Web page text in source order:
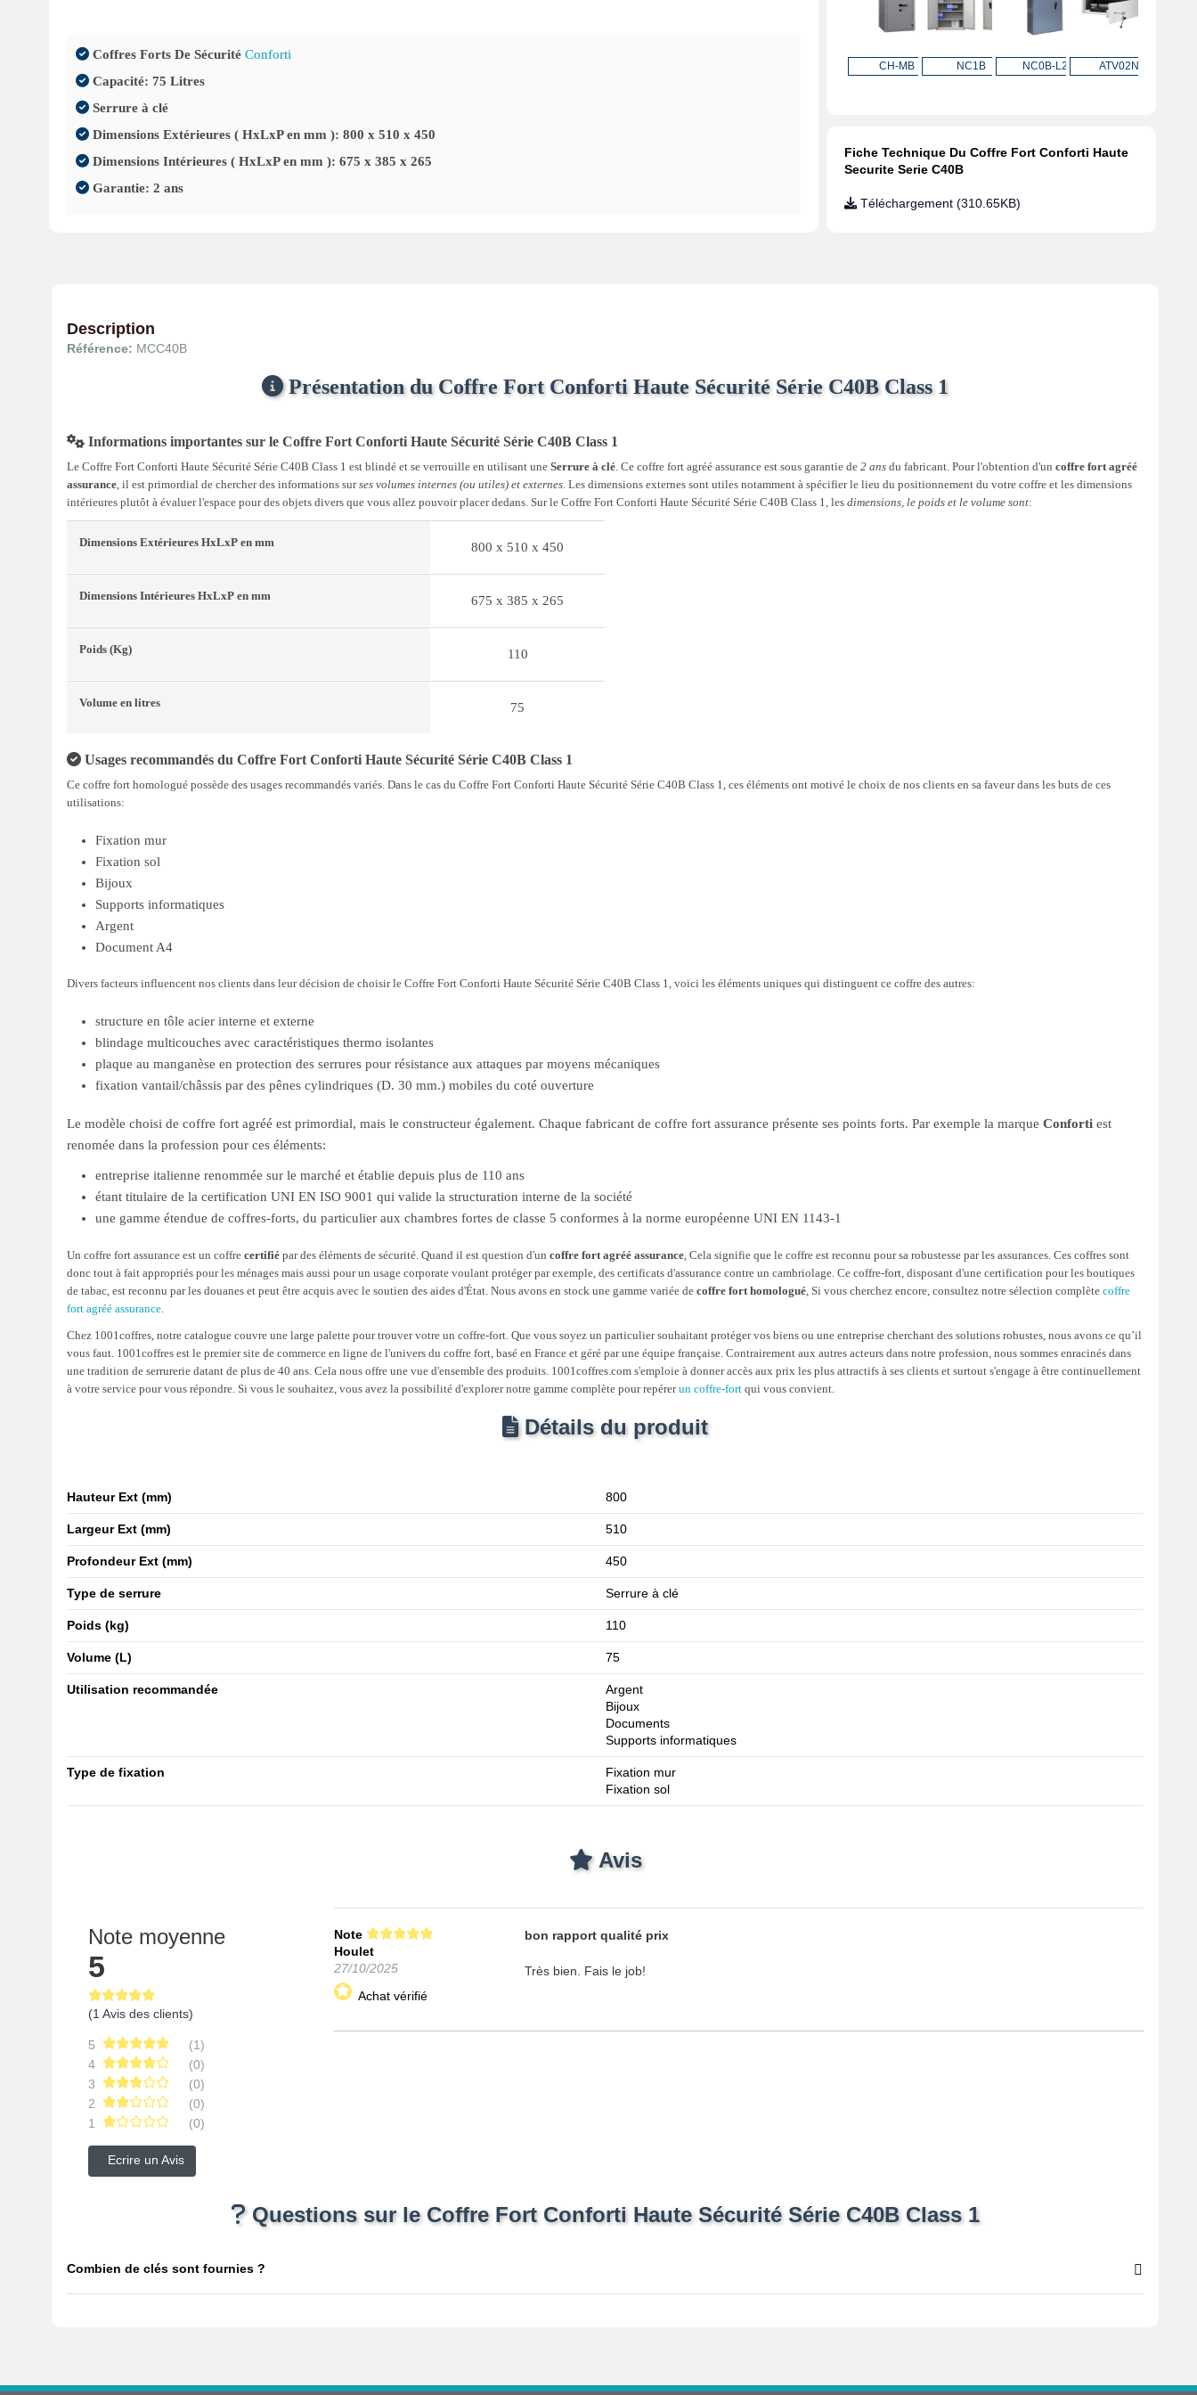
Coffres Forts De Sécurité Conforti
Capacité: 75 Litres
Serrure à clé
Dimensions Extérieures ( HxLxP en mm ): 800 x 510 x 450
Dimensions Intérieures ( HxLxP en mm ): 675 x 385 x 265
Garantie: 2 ans
ATV02N Easy Safe Green Safe Rock Safe
Fiche Technique Du Coffre Fort Conforti Haute
Securite Serie C40B
Téléchargement (310.65KB)
Description
Référence: MCC40B
Présentation du Coffre Fort Conforti Haute Sécurité Série C40B Class 1
Informations importantes sur le Coffre Fort Conforti Haute Sécurité Série C40B Class 1
Le Coffre Fort Conforti Haute Sécurité Série C40B Class 1 est blindé et se verrouille en utilisant une Serrure à clé . Ce coffre fort agréé assurance est sous garantie de 2 ans du fabricant. Pour l'obtention d'un coffre fort agréé
assurance , il est primordial de chercher des informations surses volumes internes (ou utiles) et externes . Les dimensions externes sont utiles notamment à spécifier le lieu du positionnement du votre coffre et les dimensions
intérieures plutôt à évaluer l'espace pour des objets divers que vous allez pouvoir placer dedans. Sur le Coffre Fort Conforti Haute Sécurité Série C40B Class 1, les dimensions, le poids et le volume sont:
Dimensions Extérieures HxLxP en mm 800 x 510 x 450
Dimensions Intérieures HxLxP en mm 675 x 385 x 265
Poids (Kg) 110
Volume en litres 75
Usages recommandés du Coffre Fort Conforti Haute Sécurité Série C40B Class 1
Ce coffre fort homologué possède des usages recommandés variés. Dans le cas du Coffre Fort Conforti Haute Sécurité Série C40B Class 1, ces éléments ont motivé le choix de nos clients en sa faveur dans les buts de ces
utilisations:
Fixation mur
Fixation sol
Bijoux
Supports informatiques
Argent
Document A4
Divers facteurs influencent nos clients dans leur décision de choisir le Coffre Fort Conforti Haute Sécurité Série C40B Class 1, voici les éléments uniques qui distinguent ce coffre des autres:
structure en tôle acier interne et externe
blindage multicouches avec caractéristiques thermo isolantes
plaque au manganèse en protection des serrures pour résistance aux attaques par moyens mécaniques
fixation vantail/châssis par des pênes cylindriques (D. 30 mm.) mobiles du coté ouverture
Le modèle choisi de coffre fort agréé est primordial, mais le constructeur également. Chaque fabricant de coffre fort assurance présente ses points forts. Par exemple la marque Conforti est
renomée dans la profession pour ces éléments:
entreprise italienne renommée sur le marché et établie depuis plus de 110 ans
étant titulaire de la certification UNI EN ISO 9001 qui valide la structuration interne de la société
une gamme étendue de coffres-forts, du particulier aux chambres fortes de classe 5 conformes à la norme européenne UNI EN 1143-1
Un coffre fort assurance est un coffre certifié par des éléments de sécurité. Quand il est question d'un coffre fort agréé assurance , Cela signifie que le coffre est reconnu pour sa robustesse par les assurances. Ces coffres sont
donc tout à fait appropriés pour les ménages mais aussi pour un usage corporate voulant protéger par exemple, des certificats d'assurance contre un cambriolage. Ce coffre-fort, disposant d'une certification pour les boutiques
de tabac, est reconnu par les douanes et peut être acquis avec le soutien des aides d'État. Nous avons en stock une gamme variée de coffre fort homologué , Si vous cherchez encore, consultez notre sélection complète coffre
fort agréé assurance
Chez 1001coffres, notre catalogue couvre une large palette pour trouver votre un coffre-fort. Que vous soyez un particulier souhaitant protéger vos biens ou une entreprise cherchant des solutions robustes, nous avons ce qu’il
vous faut. 1001coffres est le premier site de commerce en ligne de l'univers du coffre fort, basé en France et géré par une équipe française. Contrairement aux autres acteurs dans notre profession, nous sommes enracinés dans
une tradition de serrurerie datant de plus de 40 ans. Cela nous offre une vue d'ensemble des produits. 1001coffres.com s'emploie à donner accès aux prix les plus attractifs à ses clients et surtout s'engage à être continuellement
à votre service pour vous répondre. Si vous le souhaitez, vous avez la possibilité d'explorer notre gamme complète pour repérerun coffre-fort qui vous convient.
Détails du produit
Hauteur Ext (mm) 800
Largeur Ext (mm) 510
Profondeur Ext (mm) 450
Type de serrure Serrure à clé
Poids (kg) 110
Volume (L) 75
Utilisation recommandée
Argent
Bijoux
Documents
Supports informatiques
Type de fixation
Fixation mur
Fixation sol
Avis
Note moyenne
5
(1 Avis des clients)
5
(1)
4
(0)
3
(0)
2
(0)
1
(0)
Ecrire un Avis
Note
Houlet
27/10/2025
Achat vérifié
bon rapport qualité prix
Très bien. Fais le job!
Questions sur le Coffre Fort Conforti Haute Sécurité Série C40B Class 1
Combien de clés sont fournies ?